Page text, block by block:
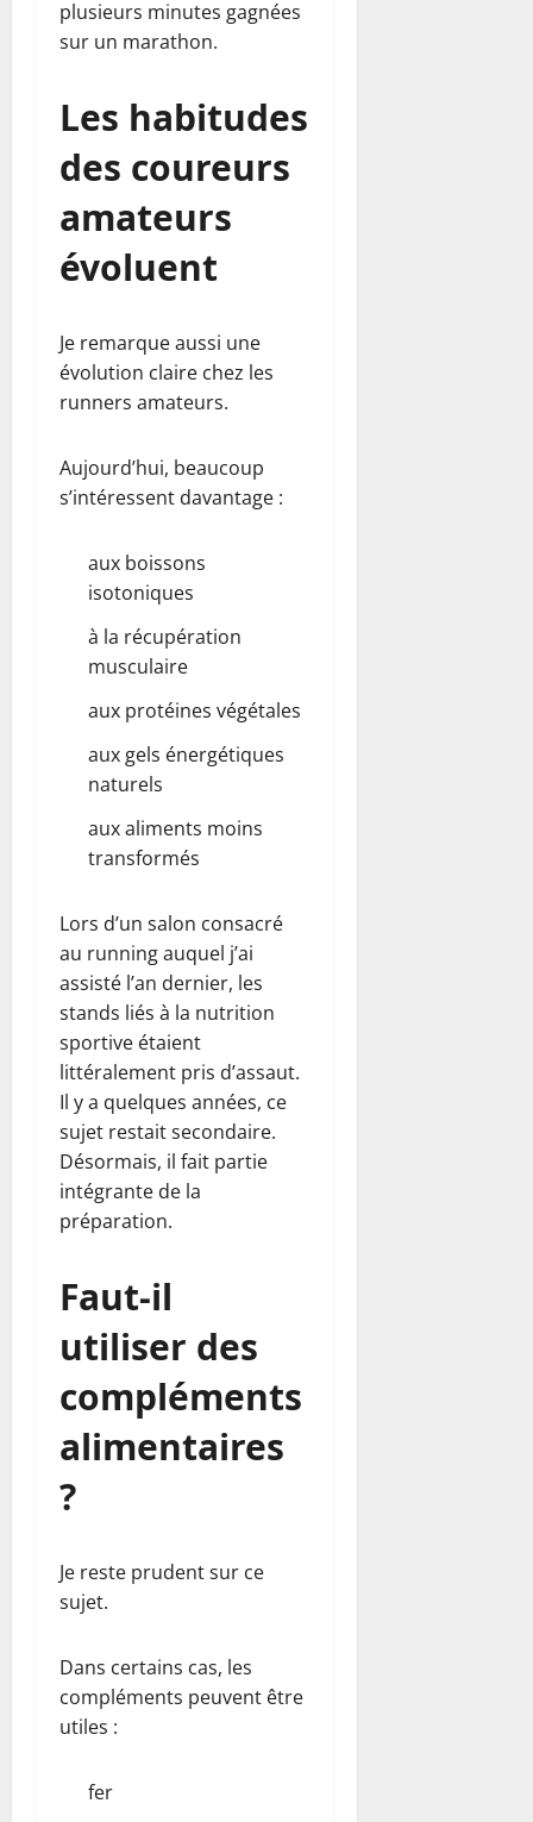
plusieurs minutes gagnées
sur un marathon.
Les habitudes
des coureurs
amateurs
évoluent
Je remarque aussi une
évolution claire chez les
runners amateurs.
Aujourd’hui, beaucoup
s’intéressent davantage :
aux boissons
isotoniques
à la récupération
musculaire
aux protéines végétales
aux gels énergétiques
naturels
aux aliments moins
transformés
Lors d’un salon consacré
au running auquel j’ai
assisté l’an dernier, les
stands liés à la nutrition
sportive étaient
littéralement pris d’assaut.
Il y a quelques années, ce
sujet restait secondaire.
Désormais, il fait partie
intégrante de la
préparation.
Faut-il
utiliser des
compléments
alimentaires
?
Je reste prudent sur ce
sujet.
Dans certains cas, les
compléments peuvent être
utiles :
fer